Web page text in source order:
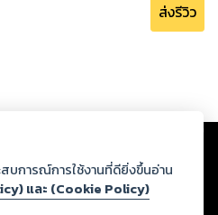
ส่งรีวิว
บไซต์และปรากฏว่าละเมิดสิทธิใน
ต่อกฎหมายและศีลธรรม ดังนั้น ผู้อ่าน
รองด้วยตนเอง และหากท่านพบว่าส่วน
รุณาแจ้งมายังบริษัท เพื่อทีมงานจะได้
สบการณ์การใช้งานที่ดียิ่งขึ้นอ่าน
และ (Cookie Policy)